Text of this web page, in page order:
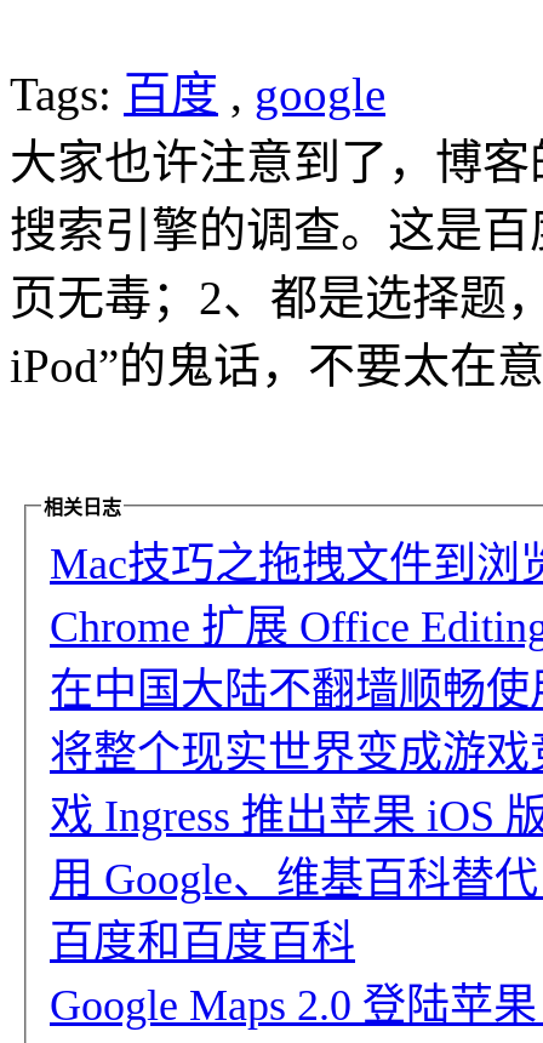
Tags: 百度 , google
大家也许注意到了，博
搜索引擎的调查。这是
页无毒；2、都是选择题
iPod”的鬼话，不要太在
相关日志
Mac技巧之拖拽文件到浏
Chrome 扩展 Office
在中国大陆不翻墙顺畅
将整个现实世界变成游
戏 Ingress 推出苹果 iOS
用 Google、维基百科替
百度和百度百科
Google Maps 2.0 登陆苹